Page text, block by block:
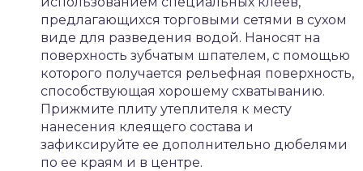
предлагающихся торговыми сетями в сухом
виде для разведения водой. Наносят на
поверхность зубчатым шпателем, с помощью
которого получается рельефная поверхность,
способствующая хорошему схватыванию.
Прижмите плиту утеплителя к месту
нанесения клеящего состава и
зафиксируйте ее дополнительно дюбелями
по ее краям и в центре.